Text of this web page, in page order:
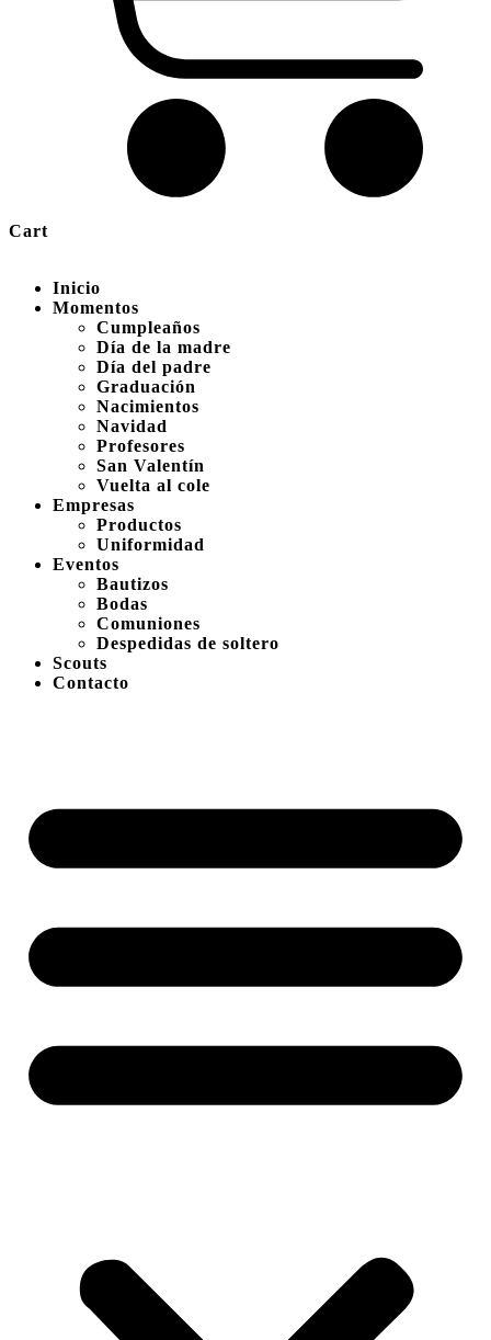
Cart
Inicio
Momentos
Cumpleaños
Día de la madre
Día del padre
Graduación
Nacimientos
Navidad
Profesores
San Valentín
Vuelta al cole
Empresas
Productos
Uniformidad
Eventos
Bautizos
Bodas
Comuniones
Despedidas de soltero
Scouts
Contacto